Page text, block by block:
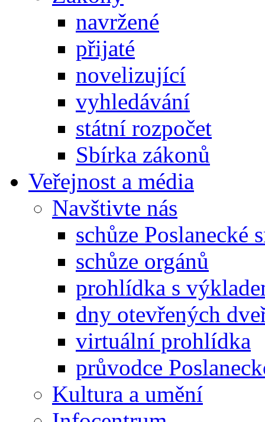
navržené
přijaté
novelizující
vyhledávání
státní rozpočet
Sbírka zákonů
Veřejnost a média
Navštivte nás
schůze Poslanecké
schůze orgánů
prohlídka s
dny otevřených
virtuální prohlídka
průvodce
Kultura a umění